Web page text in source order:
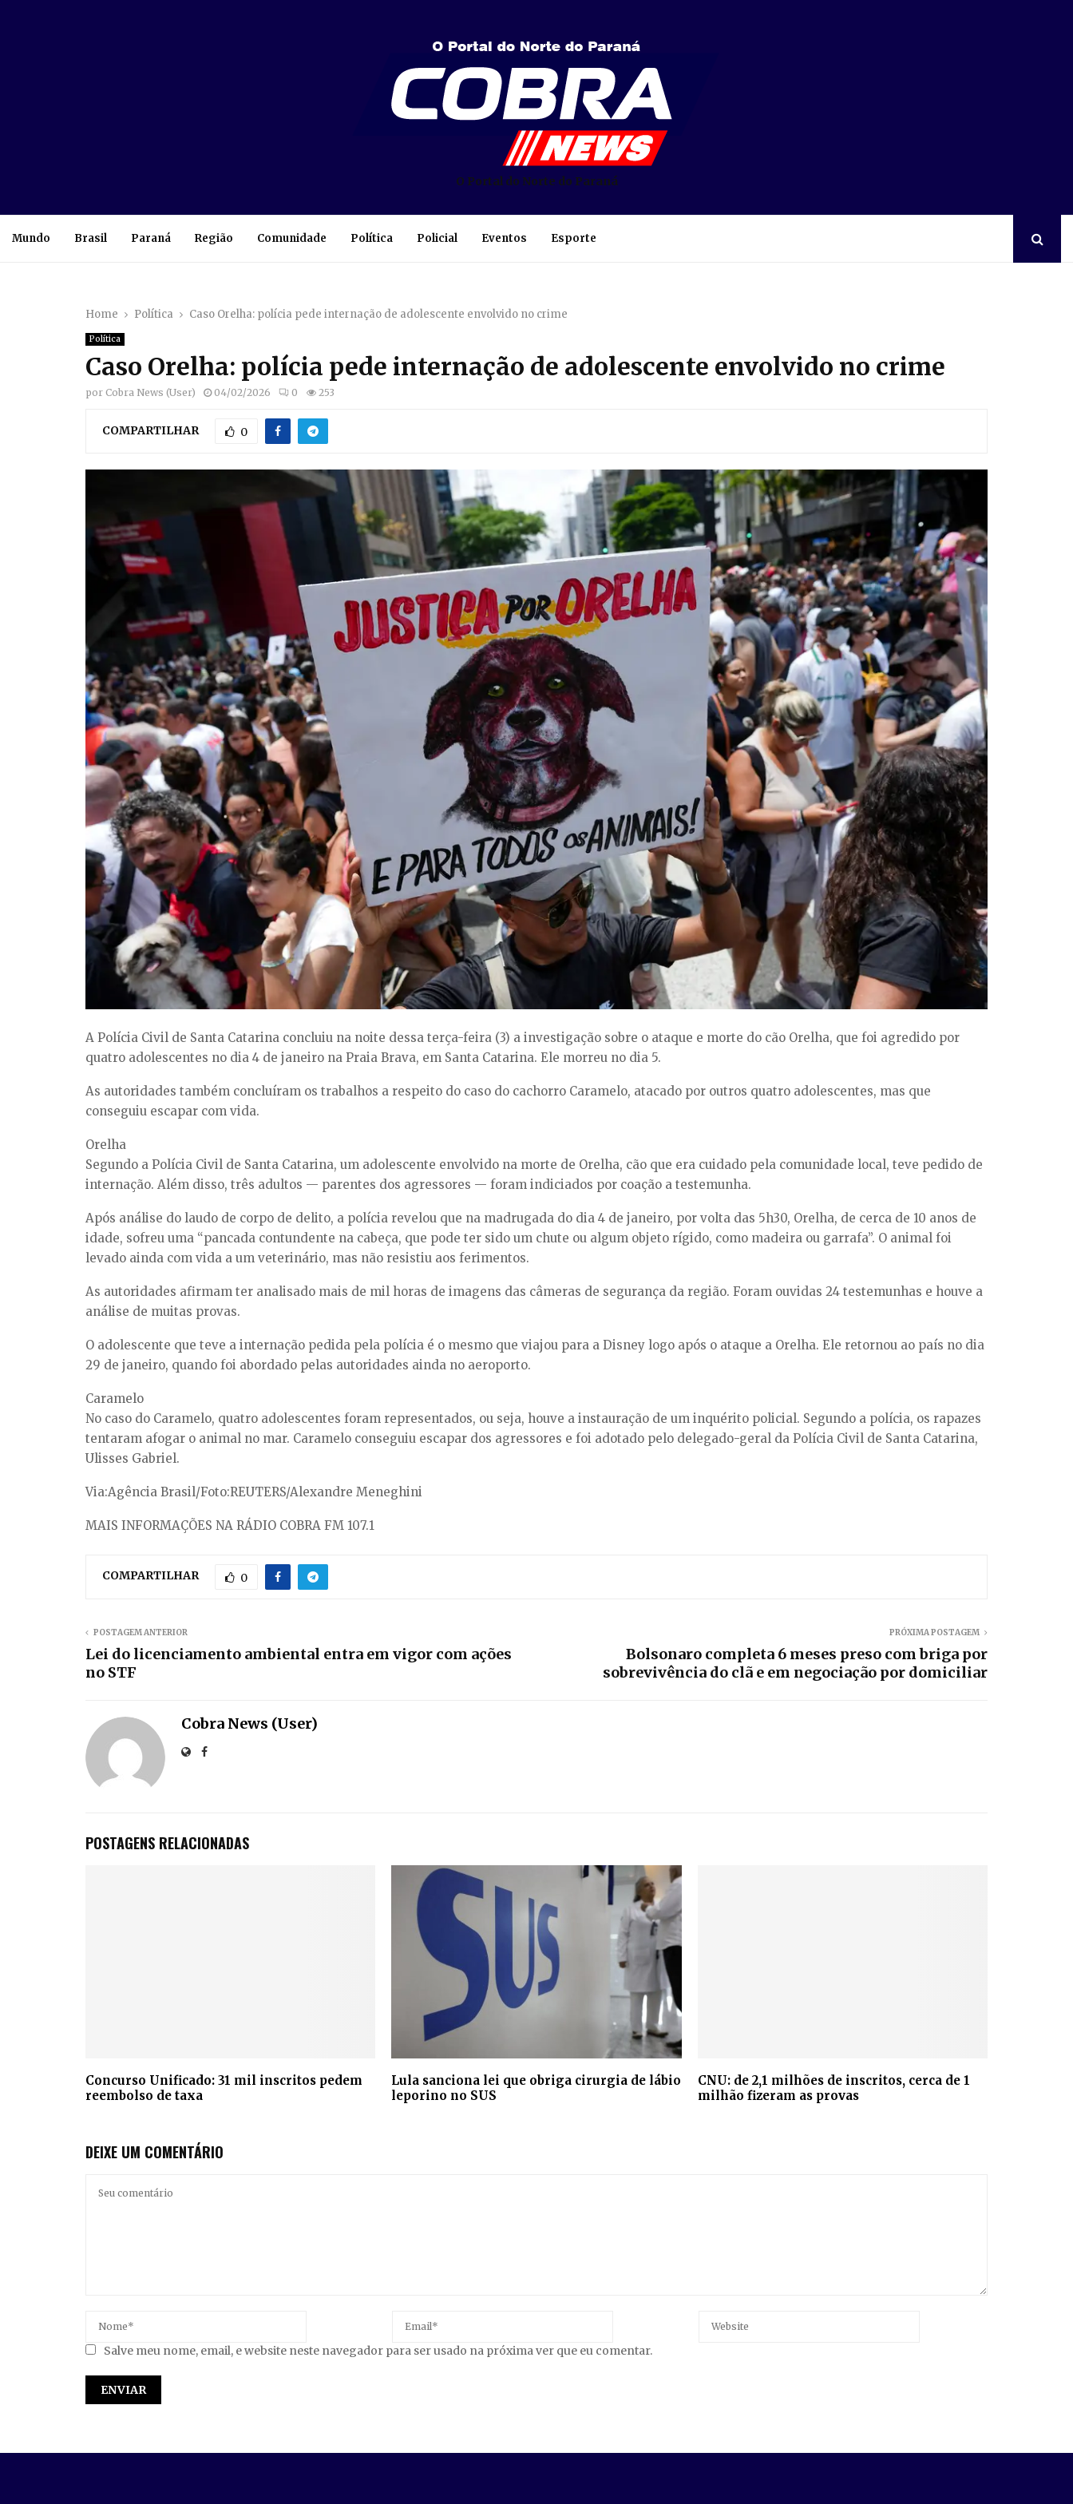
O Portal do Norte do Paraná
Mundo Brasil Paraná Região Comunidade Política Policial Eventos Esporte
Home Política Caso Orelha: polícia pede internação de adolescente envolvido no crime
Política
Caso Orelha: polícia pede internação de adolescente envolvido no crime
por Cobra News (User) 04/02/2026 0 253
COMPARTILHAR 0
A Polícia Civil de Santa Catarina concluiu na noite dessa terça-feira (3) a investigação sobre o ataque e morte do cão Orelha, que foi agredido por
quatro adolescentes no dia 4 de janeiro na Praia Brava, em Santa Catarina. Ele morreu no dia 5.
As autoridades também concluíram os trabalhos a respeito do caso do cachorro Caramelo, atacado por outros quatro adolescentes, mas que
conseguiu escapar com vida.
Orelha
Segundo a Polícia Civil de Santa Catarina, um adolescente envolvido na morte de Orelha, cão que era cuidado pela comunidade local, teve pedido de
internação. Além disso, três adultos — parentes dos agressores — foram indiciados por coação a testemunha.
Após análise do laudo de corpo de delito, a polícia revelou que na madrugada do dia 4 de janeiro, por volta das 5h30, Orelha, de cerca de 10 anos de
idade, sofreu uma “pancada contundente na cabeça, que pode ter sido um chute ou algum objeto rígido, como madeira ou garrafa”. O animal foi
levado ainda com vida a um veterinário, mas não resistiu aos ferimentos.
As autoridades afirmam ter analisado mais de mil horas de imagens das câmeras de segurança da região. Foram ouvidas 24 testemunhas e houve a
análise de muitas provas.
O adolescente que teve a internação pedida pela polícia é o mesmo que viajou para a Disney logo após o ataque a Orelha. Ele retornou ao país no dia
29 de janeiro, quando foi abordado pelas autoridades ainda no aeroporto.
Caramelo
No caso do Caramelo, quatro adolescentes foram representados, ou seja, houve a instauração de um inquérito policial. Segundo a polícia, os rapazes
tentaram afogar o animal no mar. Caramelo conseguiu escapar dos agressores e foi adotado pelo delegado-geral da Polícia Civil de Santa Catarina,
Ulisses Gabriel.
Via:Agência Brasil/Foto:REUTERS/Alexandre Meneghini
MAIS INFORMAÇÕES NA RÁDIO COBRA FM 107.1
COMPARTILHAR 0
POSTAGEM ANTERIOR
Lei do licenciamento ambiental entra em vigor com ações
no STF
PRÓXIMA POSTAGEM
Bolsonaro completa 6 meses preso com briga por
sobrevivência do clã e em negociação por domiciliar
Cobra News (User)
POSTAGENS RELACIONADAS
Concurso Unificado: 31 mil inscritos pedem
reembolso de taxa
Lula sanciona lei que obriga cirurgia de lábio
leporino no SUS
CNU: de 2,1 milhões de inscritos, cerca de 1
milhão fizeram as provas
DEIXE UM COMENTÁRIO
Salve meu nome, email, e website neste navegador para ser usado na próxima ver que eu comentar.